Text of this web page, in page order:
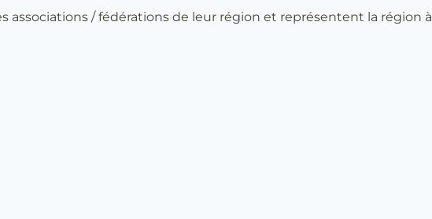
associations / fédérations de leur région et représentent la région à